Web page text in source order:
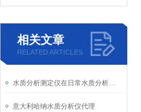
相关文章
RELATED ARTICLES
意大利哈纳水质分析仪代理